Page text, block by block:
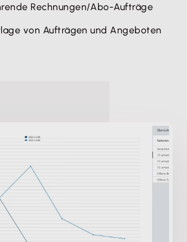
Rechnungen/Abo-Aufträge
von Aufträgen und Angeboten